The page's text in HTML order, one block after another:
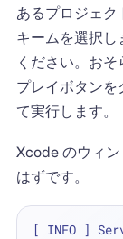
あるプロジェク
キームを選択し
ください。おそ
プレイボタンを
て実行します。
Xcode のウィ
はずです。
[ INFO ]